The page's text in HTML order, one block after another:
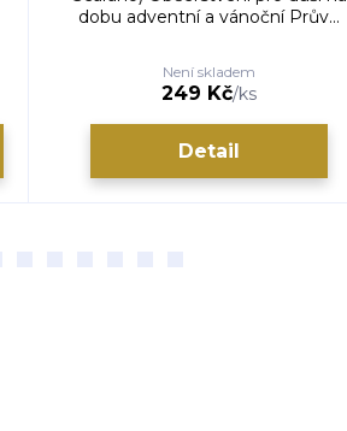
dobu adventní a vánoční Prův...
249 Kč/ks
Není skladem
Detail